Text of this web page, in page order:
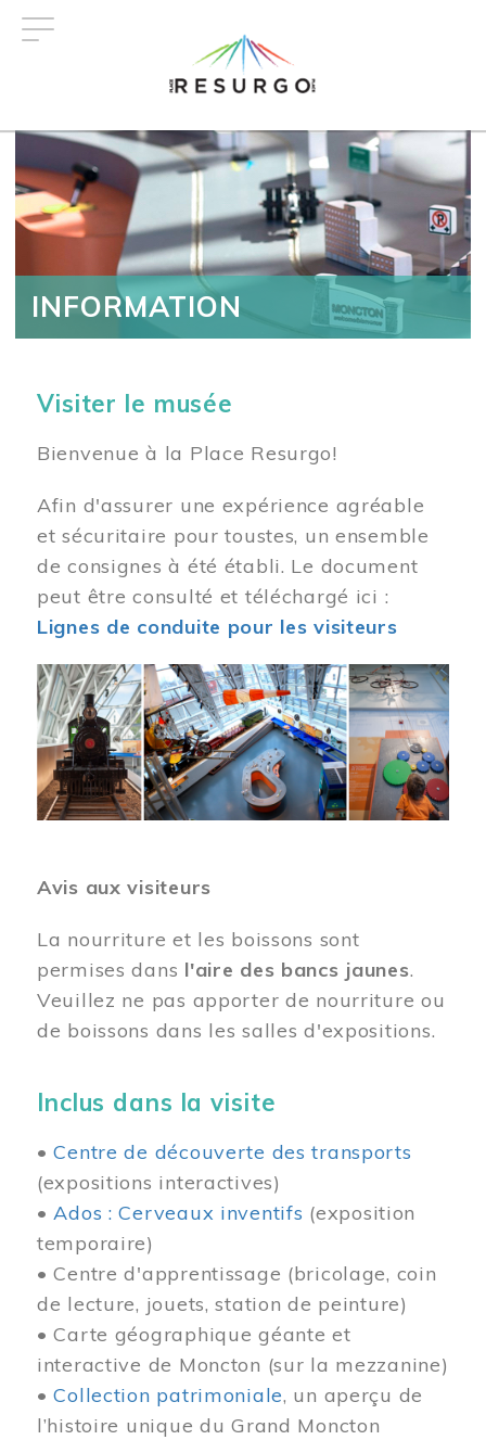
INFORMATION
Visiter le musée
Bienvenue à la Place Resurgo!
Afin d'assurer une expérience agréable
et sécuritaire pour toustes, un ensemble
de consignes à été établi. Le document
peut être consulté et téléchargé ici :
Lignes de conduite pour les visiteurs
Image
Avis aux visiteurs
La nourriture et les boissons sont
permises dans l'aire des bancs jaunes.
Veuillez ne pas apporter de nourriture ou
de boissons dans les salles d'expositions.
Inclus dans la visite
•Centre de découverte des transports
(expositions interactives)
•Ados : Cerveaux inventifs (exposition
temporaire)
• Centre d'apprentissage (bricolage, coin
de lecture, jouets, station de peinture)
• Carte géographique géante et
interactive de Moncton (sur la mezzanine)
•Collection patrimoniale, un aperçu de
l’histoire unique du Grand Moncton